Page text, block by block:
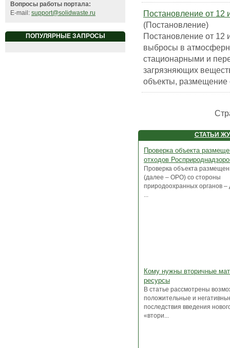
Вопросы работы портала:
E-mail: support@solidwaste.ru
ПОПУЛЯРНЫЕ ЗАПРОСЫ
Постановление от 12
(Постановление)
Постановление от 12
выбросы в
стационарными и
загрязняющих
объекты, размещение
СТАТЬИ
Проверка объекта
отходов
Проверка объекта
(далее – ОРО) со стороны
природоохранных органов –
...
Кому нужны вторичные
ресурсы
В статье рассмотрены
положительные и
последствия введения
«втори...